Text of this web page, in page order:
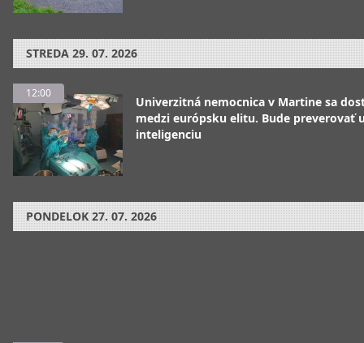
STREDA 29. 07. 2026
12:00
Univerzitná nemocnica v Martine sa
medzi európsku elitu. Bude preverovať
inteligenciu
PONDELOK 27. 07. 2026